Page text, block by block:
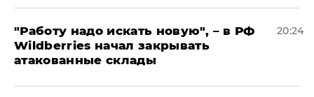
"Работу надо искать новую", – в РФ
Wildberries начал закрывать
атакованные склады
20:24